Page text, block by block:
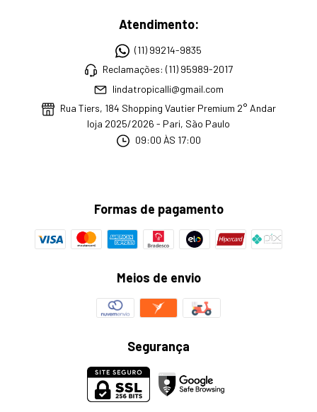
Atendimento:
(11) 99214-9835
Reclamações: (11) 95989-2017
lindatropicalli@gmail.com
Rua Tiers, 184 Shopping Vautier Premium 2° Andar
loja 2025/2026 - Pari, São Paulo
09:00 ÀS 17:00
Formas de pagamento
Meios de envio
Segurança